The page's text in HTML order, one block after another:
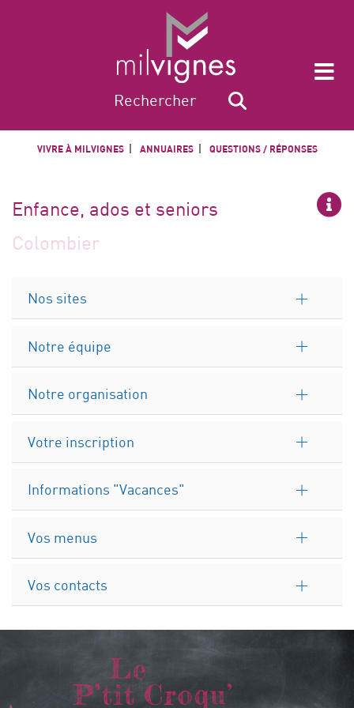
VIVRE À MILVIGNES ANNUAIRES QUESTIONS / RÉPONSES
Enfance, ados et seniors
Colombier
Nos sites
Notre équipe
Notre organisation
Votre inscription
Informations "Vacances"
Vos menus
Vos contacts